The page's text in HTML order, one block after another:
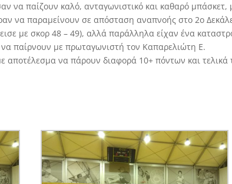
να παίζουν καλό, ανταγωνιστικό και καθαρό μπάσκετ,
να παραμείνουν σε απόσταση αναπνοής στο 2ο
με σκορ 48 – 49), αλλά παράλληλα είχαν ένα
παίρνουν με πρωταγωνιστή τον Καπαρελιώτη Ε.
αποτέλεσμα να πάρουν διαφορά 10+ πόντων και τελικά